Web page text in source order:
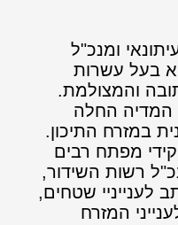
ומנכ"ל
בעל עשרות
והמצולמת.
המדיה החלה
במזרח התיכון.
מפתח רבים
רשות השידור,
לענייניי שטחים,
המזרח